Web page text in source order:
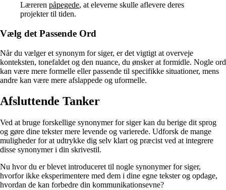
Læreren påpegede, at eleverne skulle aflevere deres
projekter til tiden.
Vælg det Passende Ord
Når du vælger et synonym for siger, er det vigtigt at overveje
konteksten, tonefaldet og den nuance, du ønsker at formidle. Nogle ord
kan være mere formelle eller passende til specifikke situationer, mens
andre kan være mere afslappede og uformelle.
Afsluttende Tanker
Ved at bruge forskellige synonymer for siger kan du berige dit sprog
og gøre dine tekster mere levende og varierede. Udforsk de mange
muligheder for at udtrykke dig selv klart og præcist ved at integrere
disse synonymer i din skrivestil.
Nu hvor du er blevet introduceret til nogle synonymer for siger,
hvorfor ikke eksperimentere med dem i dine egne tekster og opdage,
hvordan de kan forbedre din kommunikationsevne?